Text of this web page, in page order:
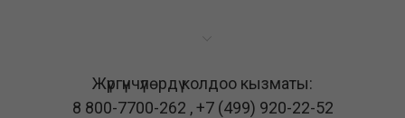
Жүргүнчүлөрдү колдоо кызматы:
8 800-7700-262 ,+7 (499) 920-22-52